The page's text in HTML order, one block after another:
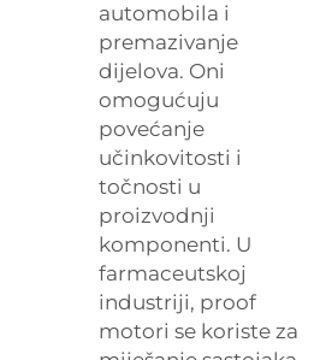
automobila i
premazivanje
dijelova. Oni
omogućuju
povećanje
učinkovitosti i
točnosti u
proizvodnji
komponenti. U
farmaceutskoj
industriji, proof
motori se koriste za